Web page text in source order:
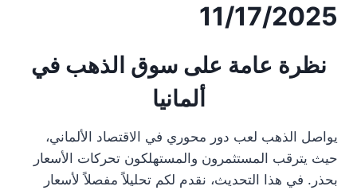
11/17/2025
نظرة عامة على سوق الذهب في
ألمانيا
يواصل الذهب لعب دور محوري في الاقتصاد الألماني،
حيث يترقب المستثمرون والمستهلكون تحركات الأسعار
بحذر. في هذا التحديث، نقدم لكم تحليلاً مفصلاً لأسعار